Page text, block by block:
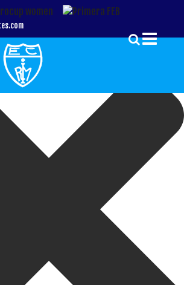
de las Cookies